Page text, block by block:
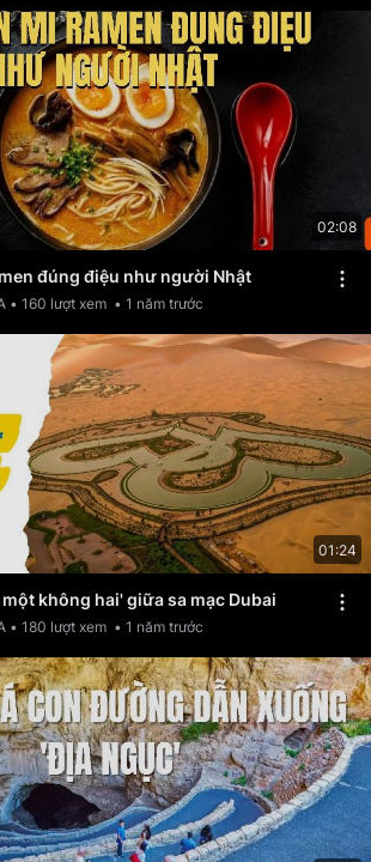
02:08
đúng điệu như người Nhật
• 160 lượt xem • 1 năm trước
01:24
không hai' giữa sa mạc Dubai
• 180 lượt xem • 1 năm trước